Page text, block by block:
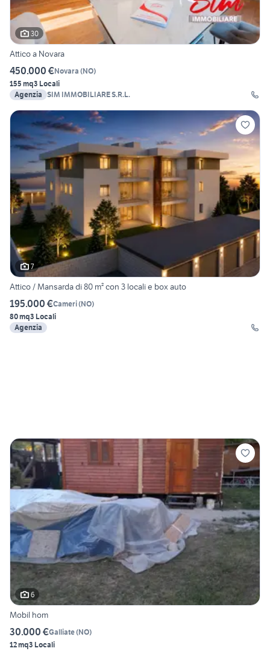
30
Attico a Novara
450.000 €Novara (NO)
155 mq3 Locali
Agenzia SIM IMMOBILIARE S.R.L.
7
Attico / Mansarda di 80 m² con 3 locali e box auto
195.000 €Cameri(NO)
80 mq3 Locali
Agenzia
6
Mobil hom
30.000 €Galliate(NO)
12 mq3 Locali